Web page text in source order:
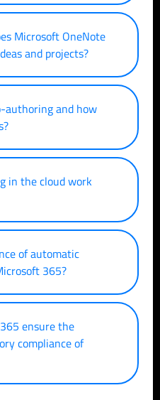
Microsoft OneNote
and projects?
and how
in the cloud work
of automatic
365?
ensure the
compliance of